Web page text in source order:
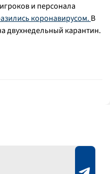
и персонала
коронавирусом. В
двухнедельный карантин.